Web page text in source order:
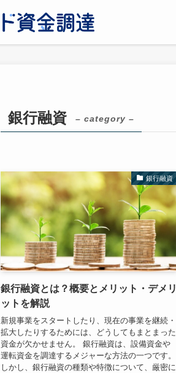
銀行融資 – category –
銀行融資
銀行融資とは？概要とメリット・デメリ
ットを解説
新規事業をスタートしたり、現在の事業を継続・
拡大したりするためには、どうしてもまとまった
資金が欠かせません。 銀行融資は、設備資金や
運転資金を調達するメジャーな方法の一つです。
しかし、銀行融資の種類や特徴について、厳密に